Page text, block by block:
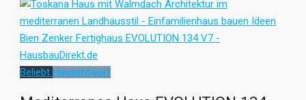
Beliebt Hausentwurf